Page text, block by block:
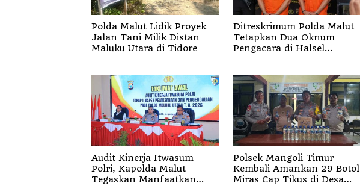
Polda Malut Lidik Proyek
Jalan Tani Milik Distan
Maluku Utara di Tidore
Ditreskrimum Polda Malut
Tetapkan Dua Oknum
Pengacara di Halsel
Audit Kinerja Itwasum
Polri, Kapolda Malut
Tegaskan Manfaatkan
Polsek Mangoli Timur
Kembali Amankan 29 Botol
Miras Cap Tikus di Desa